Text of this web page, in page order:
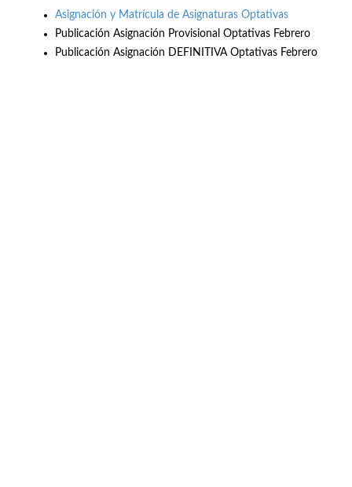
Asignación y Matrícula de Asignaturas Optativas
Publicación Asignación Provisional Optativas Febrero
Publicación Asignación DEFINITIVA Optativas Febrero